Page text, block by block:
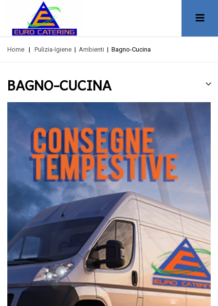
Home | Pulizia-Igiene | Ambienti | Bagno-Cucina
BAGNO-CUCINA